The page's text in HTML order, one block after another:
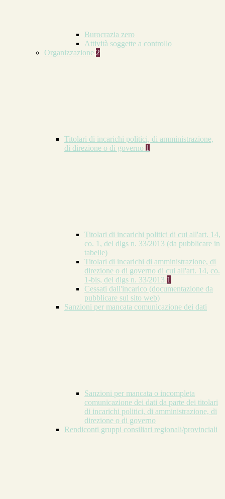
Burocrazia zero
Attività soggette a controllo
Organizzazione 2
Titolari di incarichi politici, di amministrazione,
di direzione o di governo 1
Titolari di incarichi politici di cui all'art. 14,
co. 1, del dlgs n. 33/2013 (da pubblicare in
tabelle)
Titolari di incarichi di amministrazione, di
direzione o di governo di cui all'art. 14, co.
1-bis, del dlgs n. 33/2013 1
Cessati dall'incarico (documentazione da
pubblicare sul sito web)
Sanzioni per mancata comunicazione dei dati
Sanzioni per mancata o incompleta
comunicazione dei dati da parte dei titolari
di incarichi politici, di amministrazione, di
direzione o di governo
Rendiconti gruppi consiliari regionali/provinciali